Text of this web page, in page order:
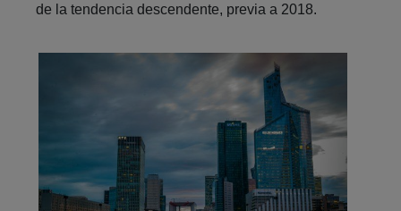
de la tendencia descendente, previa a 2018.